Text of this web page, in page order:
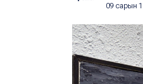
09 сарын